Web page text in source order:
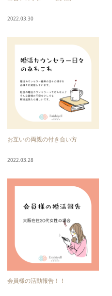
2022.03.30
お互いの両親の付き合い方
2022.03.28
会員様の活動報告！！